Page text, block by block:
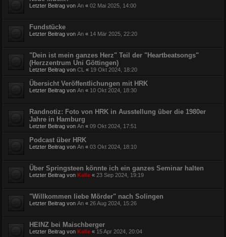
Letzter Beitrag von An « 02 Mai 2025, 14:00
Fundstücke
Letzter Beitrag von An « 14 Mär 2025, 22:20
"Dein ist mein ganzes Herz" Teil der "Heartbeatsongs"
(Herzzentrum Uni Göttingen)
Letzter Beitrag von CL « 19 Okt 2024, 18:20
Übersicht Veröffentlichungen mit HRK
Letzter Beitrag von An « 10 Okt 2024, 18:30
Randnotiz: Foto von HRK in Ausstellung über die 1980er
Jahre in Hamburg
Letzter Beitrag von An « 09 Okt 2024, 17:51
Podcast über HRK
Letzter Beitrag von An « 03 Okt 2024, 18:10
Über Springsteen könnte ich ein ganzes Seminar halten
Letzter Beitrag von Kalle « 23 Sep 2024, 19:19
"Willkommen liebe Mörder" nach Solingen
Letzter Beitrag von An « 26 Aug 2024, 15:26
HEINZ bei Maischberger
Letzter Beitrag von Kalle « 15 Apr 2024, 20:04